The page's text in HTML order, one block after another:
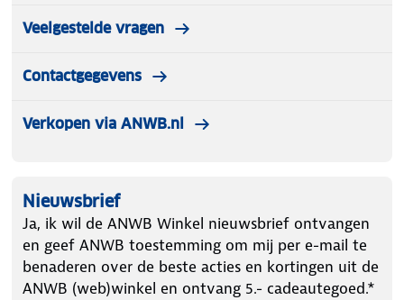
Veelgestelde vragen
Contactgegevens
Verkopen via ANWB.nl
Nieuwsbrief
Ja, ik wil de ANWB Winkel nieuwsbrief ontvangen
en geef ANWB toestemming om mij per e-mail te
benaderen over de beste acties en kortingen uit de
ANWB (web)winkel en ontvang 5.- cadeautegoed.*